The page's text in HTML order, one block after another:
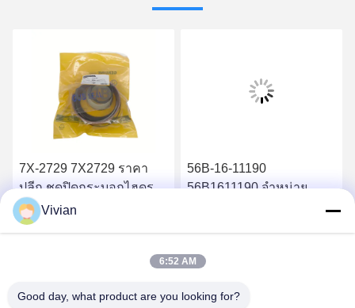
7X-2729 7X2729 ราคา
ปลีก ชุดปิดกระบอกไฮดรอ
ลิก 826B
56B-16-11190
56B1611190 จําหน่าย
Vivian
6:52 AM
Good day, what product are you looking for?